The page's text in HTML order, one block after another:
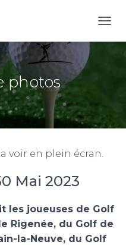
É
I
O
N
photos
voir en plein écran.
Mai 2023
les joueuses de Golf
Rigenée, du Golf de
la-Neuve, du Golf